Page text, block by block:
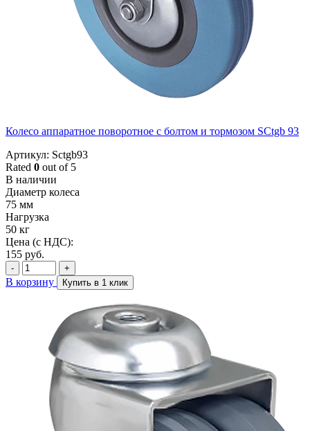
Колесо аппаратное поворотное с болтом и тормозом SCtgb 93
Артикул: Sctgb93
Rated 0 out of 5
В наличии
Диаметр колеса
75 мм
Нагрузка
50 кг
Цена (с НДС):
155 руб.
- +
В корзину Купить в 1 клик